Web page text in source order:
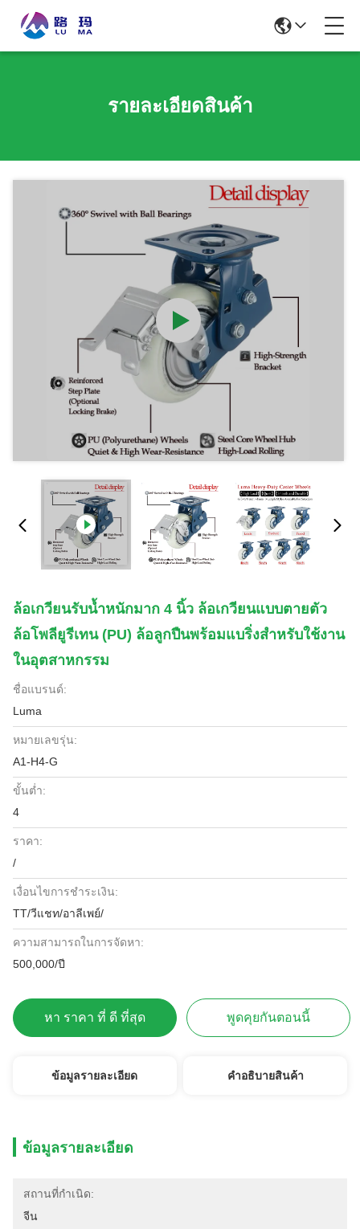
รายละเอียดสินค้า
ล้อเกวียนรับน้ำหนักมาก 4 นิ้ว ล้อเกวียนแบบตายตัว
ล้อโพลียูรีเทน (PU) ล้อลูกปืนพร้อมแบริ่งสำหรับใช้งาน
ในอุตสาหกรรม
ชื่อแบรนด์:
Luma
หมายเลขรุ่น:
A1-H4-G
ขั้นต่ำ:
4
ราคา:
/
เงื่อนไขการชำระเงิน:
TT/วีแชท/อาลีเพย์/
ความสามารถในการจัดหา:
500,000/ปี
หา ราคา ที่ ดี ที่สุด พูดคุยกันตอนนี้
ข้อมูลรายละเอียด คําอธิบายสินค้า
ข้อมูลรายละเอียด
สถานที่กำเนิด:
จีน